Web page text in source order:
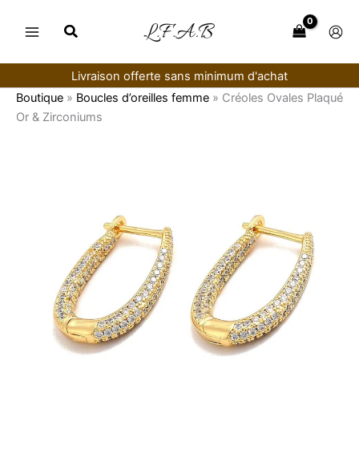
Livraison offerte sans minimum d'achat
Boutique » Boucles d’oreilles femme » Créoles Ovales Plaqué
Or & Zirconiums
Zirconiums